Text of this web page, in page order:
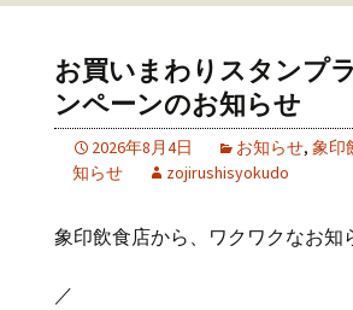
お買いまわりスタンプ
ンペーンのお知らせ
2026年8月4日 お知らせ, 象印
知らせ
zojirushisyokudo
象印飲食店から、ワクワクなお知
／